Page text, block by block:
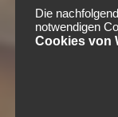
Die
notwendigen
Cookies von